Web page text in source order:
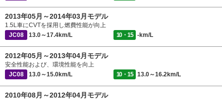
2013年05月～2014年03月モデル
1.5L車にCVTを採用し燃費性能が向上
JC08
13.0～17.4km/L 10・15 -km/L
2012年05月～2013年04月モデル
安全性能および、環境性能を向上
JC08
13.0～15.0km/L 10・15 13.0～16.2km/L
2010年08月～2012年04月モデル